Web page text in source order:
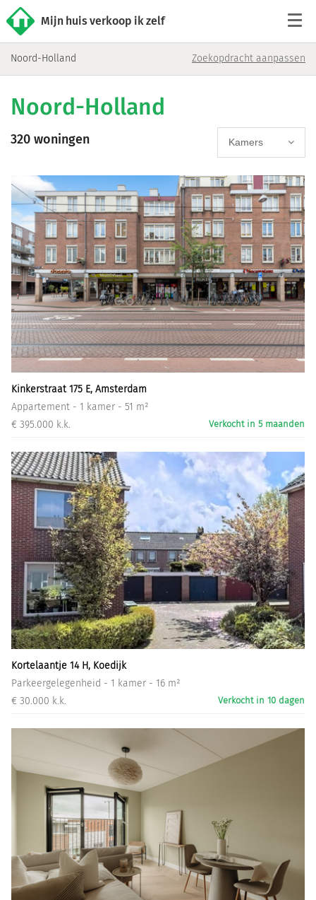
Mijn huis verkoop ik zelf
Woningaanbod
Reviews
Contact
Verkoop starten
Informatiegesprek
Inloggen
Noord-Holland Zoekopdracht aanpassen
Noord-Holland
320 woningen Kamers
Kinkerstraat 175 E, Amsterdam
Appartement - 1 kamer - 51 m²
€ 395.000 k.k.
Verkocht in 5 maanden
Kortelaantje 14 H, Koedijk
Parkeergelegenheid - 1 kamer - 16 m²
€ 30.000 k.k.
Verkocht in 10 dagen